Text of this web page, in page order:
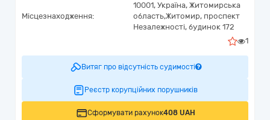
Місцезнаходження:
10001, Україна, Житомирська
область,Житомир, проспект
Незалежності, будинок 172
1
Витяг про відсутність судимості
Реєстр корупційних порушників
Сформувати рахунок408 UAH